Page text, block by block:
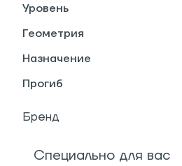
Уровень
Геометрия
Назначение
Прогиб
Бренд
Специально для вас